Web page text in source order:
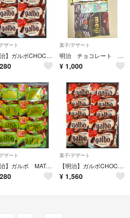
ザート
【明治】ガルボCHOCO 38g×8袋
菓子/デザート
明治 チョコレート 大袋 有楽製菓 ブラックサンダー お菓子
¥ 1,000
ザート
【明治】ガルボ MATCHA×8袋
菓子/デザート
【明治】ガルボCHOCO 38g×10袋
¥ 1,560